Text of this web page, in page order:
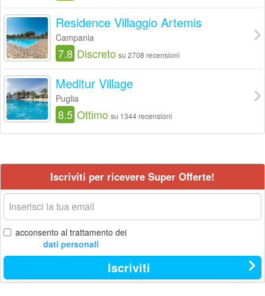
Residence Villaggio Artemis
Campania
7.8 Discreto su 2708 recensioni
Meditur Village
Puglia
8.5 Ottimo su 1344 recensioni
Iscriviti per ricevere Super Offerte!
La
tua
email
acconsento al trattamento dei
dati personali
Iscriviti